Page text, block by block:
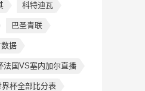
科特迪瓦
巴圣青联
据
法国VS塞内加尔直播
界杯全部比分表